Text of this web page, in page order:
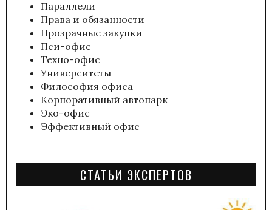
Параллели
Права и обязанности
Прозрачные закупки
Пси-офис
Техно-офис
Университеты
Философия офиса
Корпоративный автопарк
Эко-офис
Эффективный офис
СТАТЬИ ЭКСПЕРТОВ